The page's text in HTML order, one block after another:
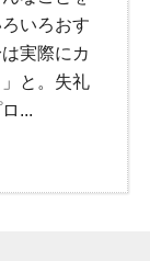
いろおす
実際にカ
と。失礼
...